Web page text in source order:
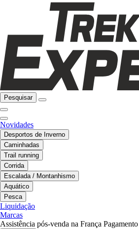
Pesquisar
Novidades
Desportos de Inverno
Caminhadas
Trail running
Corrida
Escalada / Montanhismo
Aquático
Pesca
Liquidação
Marcas
Assistência pós-venda na França